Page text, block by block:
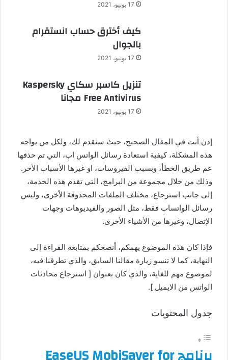
17 يونيو، 2021
كيف أخترق حساب انستقرام
بالجوال
17 يونيو، 2021
تنزيل كاسبر سكاي Kaspersky
Free Antivirus مجانا
17 يونيو، 2021
إذن أنت في المقال الصحيح، حيث سنقدم لك، ولكل من يواجه
هذه المشكلة، كيفية استعادة رسائل الواتس اب، التي تم حذفها
عم طريق الخطأ، وبسبب الفيروسات، او غيرها الأسباب الأخر.
وذلك من خلال مجموعة من البرامج، التي تقدم هذه الخدمة،
إلى جانب استرجاع، مختلف الملفات المحذوفة الأخرى، وليس
رسائل الواتساب فقط، مثل الصور والفيديوهات وجهات
الإتصال، وغيرها من الأشياء الأخرى.
فإذا كان هذه الموضوع يهمكم، أنصحكم بمتابعة القراءة إلى
النهاية، كما لا تنسو زيارة مقالنا السابق، والذي تطرقنا فيه،
لموضوع مهم للغاية، والذي كان بعنوان [ استرجاع محادثات
الواتس من الايميل ].
جدول المحتويات